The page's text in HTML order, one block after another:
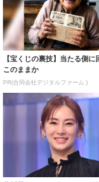
【宝くじの裏技】当たる側に
このままか
PR(合同会社デジタルファーム )